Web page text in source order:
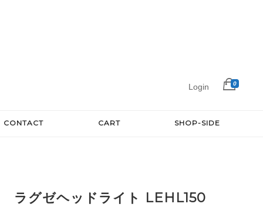
Login 0
CONTACT CART SHOP-SIDE
ラグゼヘッドライト LEHL150